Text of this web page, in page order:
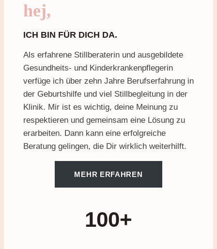
hej,
ICH BIN FÜR DICH DA.
Als erfahrene Stillberaterin und ausgebildete
Gesundheits- und Kinderkrankenpflegerin
verfüge ich über zehn Jahre Berufserfahrung in
der Geburtshilfe und viel Stillbegleitung in der
Klinik. Mir ist es wichtig, deine Meinung zu
respektieren und gemeinsam eine Lösung zu
erarbeiten. Dann kann eine erfolgreiche
Beratung gelingen, die Dir wirklich weiterhilft.
MEHR ERFAHREN
100+